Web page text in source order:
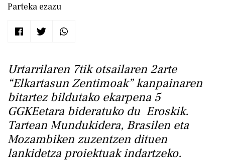
Urtarrilaren 7tik otsailaren 2arte
“Elkartasun Zentimoak” kanpainaren
bitartez bildutako ekarpena 5
GGKEetara bideratuko du Eroskik.
Tartean Mundukidera, Brasilen eta
Mozambiken zuzentzen dituen
lankidetza proiektuak indartzeko.
Parteka ezazu